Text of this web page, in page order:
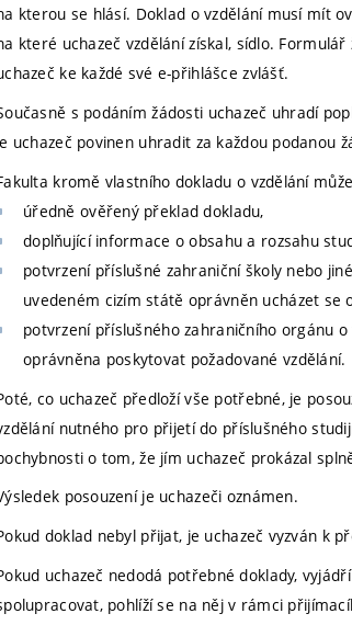
kterou se hlásí. Doklad o vzdělání musí mít
které uchazeč vzdělání získal, sídlo.
ke každé své e-přihlášce zvlášť.
s podáním žádosti uchazeč uhradí
uchazeč povinen uhradit za každou podanou
kromě vlastního dokladu o vzdělání
úředně ověřený překlad dokladu,
doplňující informace o obsahu a rozsahu
potvrzení příslušné zahraniční školy nebo
uvedeném cizím státě oprávněn ucházet
potvrzení příslušného zahraničního orgánu
oprávněna poskytovat požadované vzdělání.
co uchazeč předloží vše potřebné, je
nutného pro přijetí do příslušného
o tom, že jím uchazeč prokázal
posouzení je uchazeči oznámen.
doklad nebyl přijat, je uchazeč vyzván k
uchazeč nedodá potřebné doklady,
pohlíží se na něj v rámci